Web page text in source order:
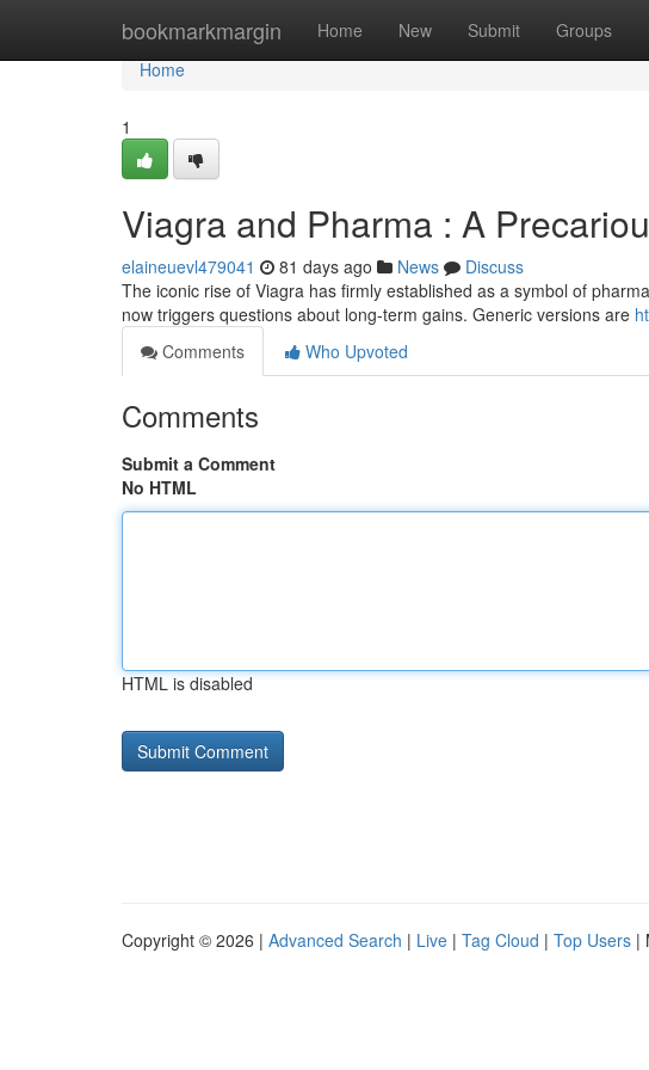
bookmarkmargin Home New Submit Groups
Home
Home
1
Viagra and Pharma : A
elaineuevl479041 81 days ago News
Discuss
The iconic rise of Viagra has firmly established as a symbol of
now triggers questions about long-term gains. Generic versions are
Comments
Who Upvoted
Comments
Submit a Comment
No HTML
HTML is disabled
Copyright © 2026 | Advanced Search | Live | Tag Cloud | Top Users |